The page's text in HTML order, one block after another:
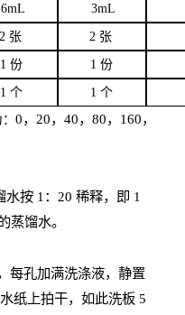
6mL 3mL
2 张 2 张
1 份 1 份
1 个 1 个
0，20，40，80，160，
按 1：20 稀释，即 1
蒸馏水。
每孔加满洗涤液，静置
纸上拍干，如此洗板 5